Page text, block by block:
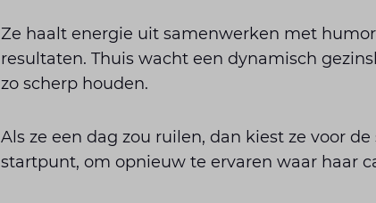
Ze haalt energie uit samenwerken met
resultaten. Thuis wacht een dynamisch
zo scherp houden.
Als ze een dag zou ruilen, dan kiest ze voor
startpunt, om opnieuw te ervaren waar haar